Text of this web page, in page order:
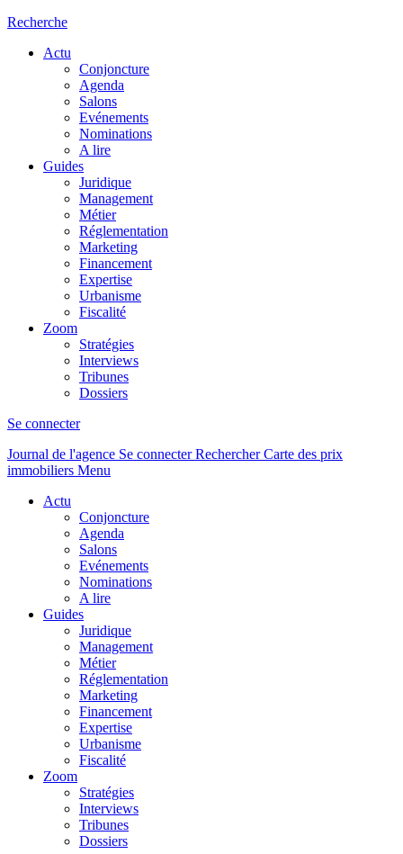
Recherche
Actu
Conjoncture
Agenda
Salons
Evénements
Nominations
A lire
Guides
Juridique
Management
Métier
Réglementation
Marketing
Financement
Expertise
Urbanisme
Fiscalité
Zoom
Stratégies
Interviews
Tribunes
Dossiers
Se connecter
Journal de l'agence Se connecterRechercher Carte des prix
immobiliers Menu
Actu
Conjoncture
Agenda
Salons
Evénements
Nominations
A lire
Guides
Juridique
Management
Métier
Réglementation
Marketing
Financement
Expertise
Urbanisme
Fiscalité
Zoom
Stratégies
Interviews
Tribunes
Dossiers